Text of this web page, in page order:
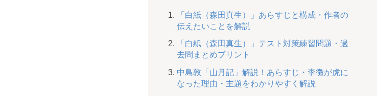
「白紙（森田真生）」あらすじと構成・作者の
伝えたいことを解説
「白紙（森田真生）」テスト対策練習問題・過
去問まとめプリント
中島敦「山月記」解説！あらすじ・李徴が虎に
なった理由・主題をわかりやすく解説